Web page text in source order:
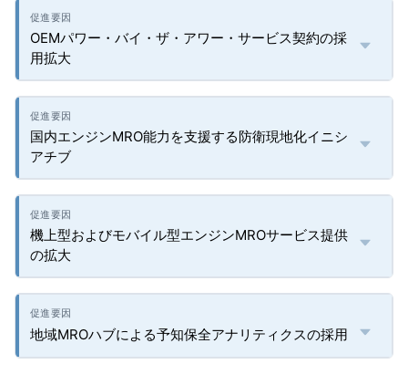
OEMパワー・バイ・ザ・アワー・サービス契約の採
用拡大
国内エンジンMRO能力を支援する防衛現地化イニシ
アチブ
機上型およびモバイル型エンジンMROサービス提供
の拡大
地域MROハブによる予知保全アナリティクスの採用